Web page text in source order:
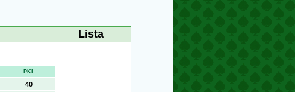
Lista
PKL
40